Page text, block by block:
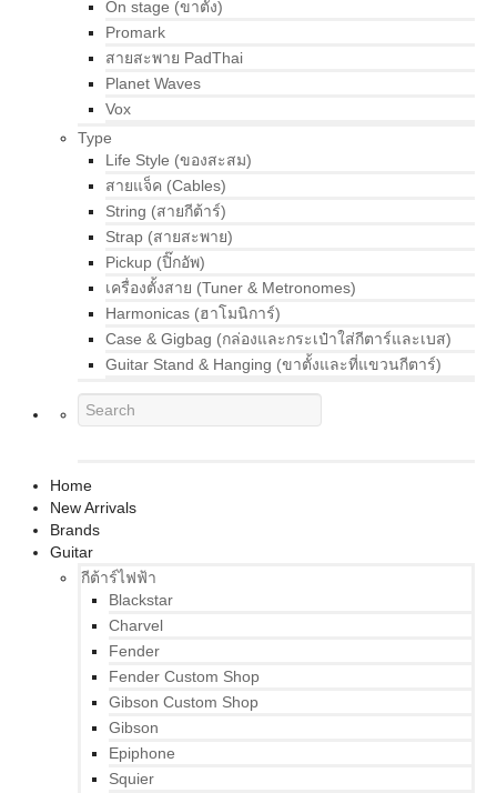
On stage (ขาตั้ง)
Promark
สายสะพาย PadThai
Planet Waves
Vox
Type
Life Style (ของสะสม)
สายแจ็ค (Cables)
String (สายกีต้าร์)
Strap (สายสะพาย)
Pickup (ปิ๊กอัพ)
เครื่องตั้งสาย (Tuner & Metronomes)
Harmonicas (ฮาโมนิการ์)
Case & Gigbag (กล่องและกระเป๋าใส่กีตาร์และเบส)
Guitar Stand & Hanging (ขาตั้งและที่แขวนกีตาร์)
Home
New Arrivals
Brands
Guitar
กีต้าร์ไฟฟ้า
Blackstar
Charvel
Fender
Fender Custom Shop
Gibson Custom Shop
Gibson
Epiphone
Squier